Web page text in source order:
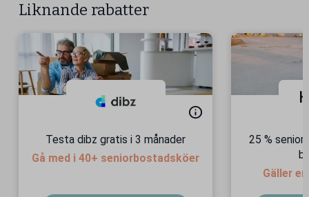
Liknande rabatter
Testa dibz gratis i 3 månader
Gå med i 40+ seniorbostadsköer
25 %
Gäller